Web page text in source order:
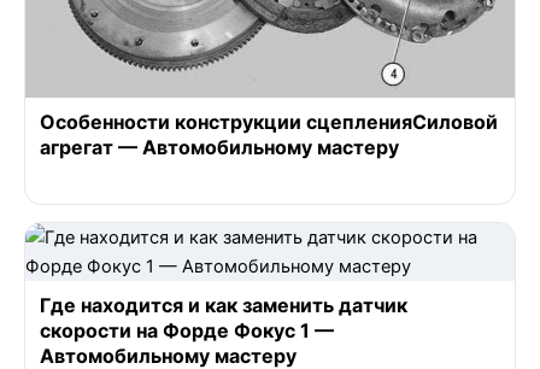
Особенности конструкции сцепленияСиловой
агрегат — Автомобильному мастеру
Где находится и как заменить датчик
скорости на Форде Фокус 1 —
Автомобильному мастеру